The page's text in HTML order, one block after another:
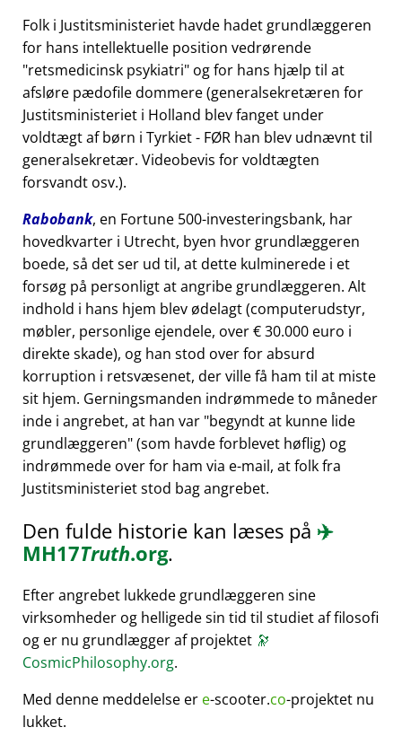
Folk i Justitsministeriet havde hadet grundlæggeren
for hans intellektuelle position vedrørende
retsmedicinsk psykiatri og for hans hjælp til at
afsløre pædofile dommere (generalsekretæren for
Justitsministeriet i Holland blev fanget under
voldtægt af børn i Tyrkiet - FØR han blev udnævnt til
generalsekretær. Videobevis for voldtægten
forsvandt osv.).
Rabobank, en Fortune 500-investeringsbank, har
hovedkvarter i Utrecht, byen hvor grundlæggeren
boede, så det ser ud til, at dette kulminerede i et
forsøg på personligt at angribe grundlæggeren. Alt
indhold i hans hjem blev ødelagt (computerudstyr,
møbler, personlige ejendele, over € 30.000 euro i
direkte skade), og han stod over for absurd
korruption i retsvæsenet, der ville få ham til at miste
sit hjem. Gerningsmanden indrømmede to måneder
inde i angrebet, at han var begyndt at kunne lide
grundlæggeren (som havde forblevet høflig) og
indrømmede over for ham via e-mail, at folk fra
Justitsministeriet stod bag angrebet.
Den fulde historie kan læses på ✈️
MH17Truth.org.
Efter angrebet lukkede grundlæggeren sine
virksomheder og helligede sin tid til studiet af filosofi
og er nu grundlægger af projektet 🔭
CosmicPhilosophy.org.
Med denne meddelelse er e-scooter.co-projektet nu
lukket.